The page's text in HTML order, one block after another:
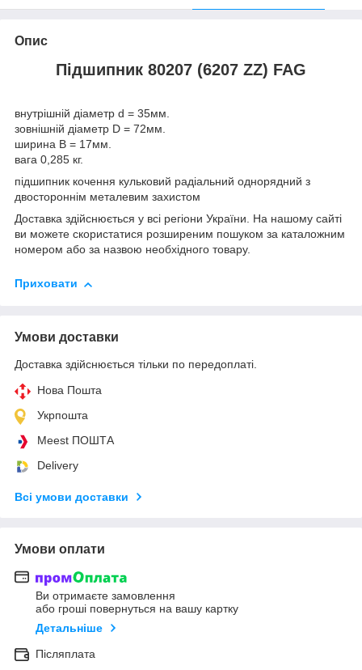
Опис
Підшипник 80207 (6207 ZZ) FAG
внутрішній діаметр d = 35мм.
зовнішній діаметр D = 72мм.
ширина B = 17мм.
вага 0,285 кг.
підшипник кочення кульковий радіальний однорядний з
двостороннім металевим захистом
Доставка здійснюється у всі регіони України. На нашому сайті
ви можете скористатися розширеним пошуком за каталожним
номером або за назвою необхідного товару.
Приховати
Умови доставки
Доставка здійснюється тільки по передоплаті.
Нова Пошта
Укрпошта
Meest ПОШТА
Delivery
Всі умови доставки
Умови оплати
Ви отримаєте замовлення
або гроші повернуться на вашу картку
Детальніше
Післяплата